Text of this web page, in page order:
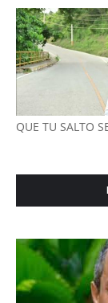
QUE TU SALTO